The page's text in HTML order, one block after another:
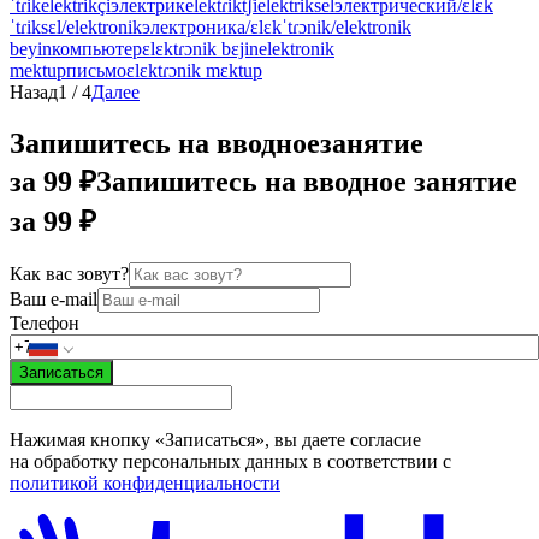
ˈtɾikelektrikçiэлектрикelektɾikt͡ʃielektriksel электрический/ɛlɛk
ˈtɾiksɛl/elektronikэлектроника/ɛlɛkˈtɾɔnik/elektronik
beyinкомпьютерɛlɛktɾɔnik bɛjinelektronik
mektupписьмоɛlɛktɾɔnik mɛktup
Назад1 /4Далее
Запишитесь на вводноезанятие
за 99 ₽Запишитесь на вводное занятие
за 99 ₽
Как вас зовут?
Ваш e-mail
Телефон
Записаться
Нажимая кнопку «Записаться», вы даете согласие
на обработку персональных данных в соответствии с
политикой конфиденциальности